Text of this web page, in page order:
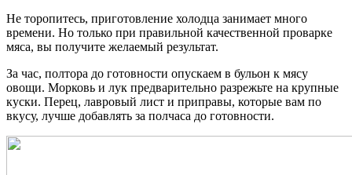
Не торопитесь, приготовление холодца занимает много
времени. Но только при правильной качественной проварке
мяса, вы получите желаемый результат.
За час, полтора до готовности опускаем в бульон к мясу
овощи. Морковь и лук предварительно разрежьте на крупные
куски. Перец, лавровый лист и приправы, которые вам по
вкусу, лучше добавлять за полчаса до готовности.